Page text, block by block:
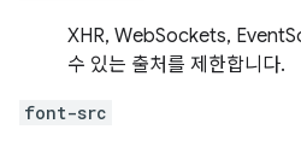
XHR, WebSockets,
수 있는 출처를 제한합니다.
font-src